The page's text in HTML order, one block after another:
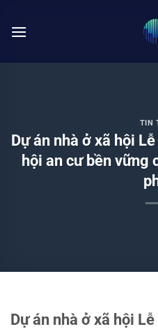
qua
dung
TIN
Dự án nhà ở xã hội
hội an cư bền vững
Dự án nhà ở xã hội